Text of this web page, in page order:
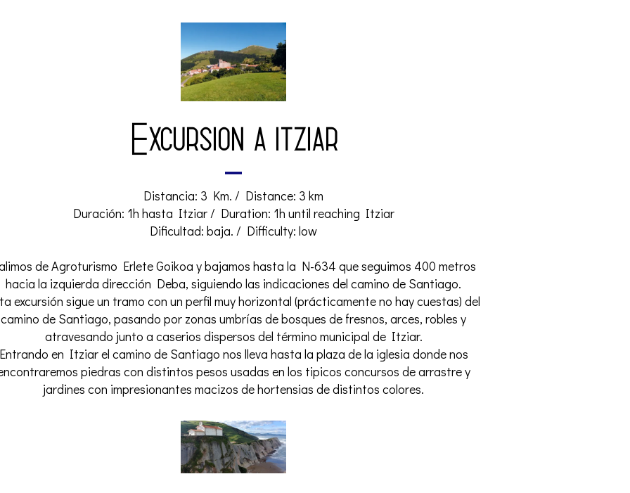
Excursion a itziar
Distancia: 3 Km. / Distance: 3 km
Duración: 1h hasta Itziar / Duration: 1h until reaching Itziar
Dificultad: baja. / Difficulty: low
de Agroturismo Erlete Goikoa y bajamos hasta la N-634 que seguimos 400 metros
hacia la izquierda dirección Deba, siguiendo las indicaciones del camino de Santiago.
excursión sigue un tramo con un perfil muy horizontal (prácticamente no hay cuestas) del
camino de Santiago, pasando por zonas umbrías de bosques de fresnos, arces, robles y
atravesando junto a caserios dispersos del término municipal de Itziar.
en Itziar el camino de Santiago nos lleva hasta la plaza de la iglesia donde nos
piedras con distintos pesos usadas en los tipicos concursos de arrastre y
jardines con impresionantes macizos de hortensias de distintos colores.